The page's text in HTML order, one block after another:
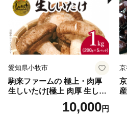
愛知県小牧市
駒来ファームの 極上・肉厚
生しいたけ[極上 肉厚 生しい
たけ 生シイタケ 生椎茸 安心
安全 国産 採れたて 新鮮 きの
10,000円